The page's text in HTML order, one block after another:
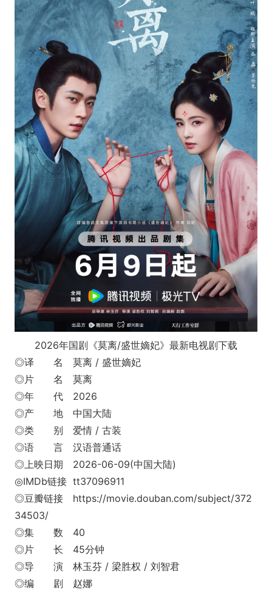
2026年国剧《莫离/盛世嫡妃》最新电视剧下载
◎译 名 莫离 / 盛世嫡妃
◎片 名 莫离
◎年 代 2026
◎产 地 中国大陆
◎类 别 爱情 / 古装
◎语 言 汉语普通话
◎上映日期 2026-06-09(中国大陆)
◎IMDb链接 tt37096911
◎豆瓣链接 https://movie.douban.com/subject/372
34503/
◎集 数 40
◎片 长 45分钟
◎导 演 林玉芬 / 梁胜权 / 刘智君
◎编 剧 赵娜